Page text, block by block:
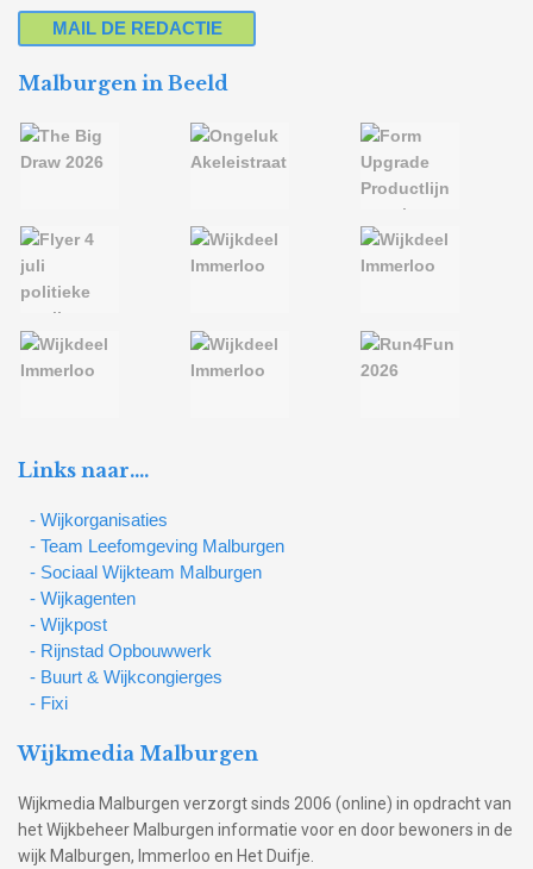
MAIL DE REDACTIE
Malburgen in Beeld
Links naar….
- Wijkorganisaties
- Team Leefomgeving Malburgen
- Sociaal Wijkteam Malburgen
- Wijkagenten
- Wijkpost
- Rijnstad Opbouwwerk
- Buurt & Wijkcongierges
- Fixi
Wijkmedia Malburgen
Wijkmedia Malburgen verzorgt sinds 2006 (online) in opdracht van
het Wijkbeheer Malburgen informatie voor en door bewoners in de
wijk Malburgen, Immerloo en Het Duifje.